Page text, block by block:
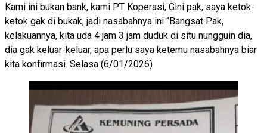
Kami ini bukan bank, kami PT Koperasi, Gini pak, saya ketok-
ketok gak di bukak, jadi nasabahnya ini “Bangsat Pak,
kelakuannya, kita uda 4 jam 3 jam duduk di situ nungguin dia,
dia gak keluar-keluar, apa perlu saya ketemu nasabahnya biar
kita konfirmasi. Selasa (6/01/2026)